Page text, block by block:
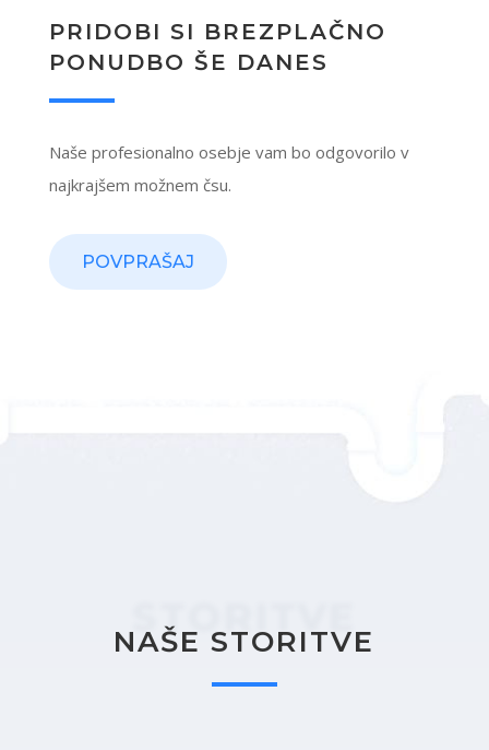
PRIDOBI SI BREZPLAČNO
PONUDBO ŠE DANES
Naše profesionalno osebje vam bo odgovorilo v
najkrajšem možnem čsu.
POVPRAŠAJ
STORITVE
NAŠE STORITVE